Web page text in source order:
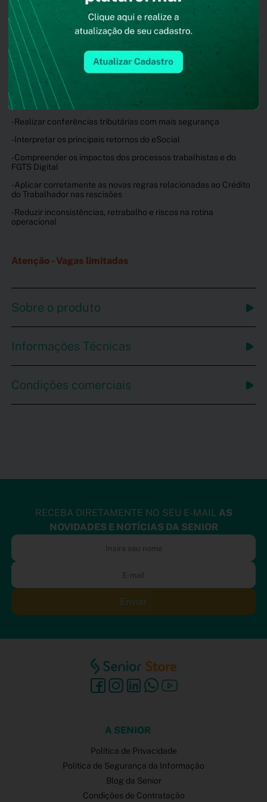
Programação do workshop:
20 de agosto: das 14h às 18h
21 de agosto: das 9h às 13h30
Local: Senior Matriz - Blumenau/SC
Ao final do workshop, você estará preparado para:
- Realizar conferências tributárias com mais segurança
- Interpretar os principais retornos do eSocial
- Compreender os impactos dos processos trabalhistas e do
FGTS Digital
- Aplicar corretamente as novas regras relacionadas ao Crédito
do Trabalhador nas rescisões
- Reduzir inconsistências, retrabalho e riscos na rotina
operacional
Atenção - Vagas limitadas
Sobre o produto
Informações Técnicas
Condições comerciais
RECEBA DIRETAMENTE NO SEU E-MAIL AS
NOVIDADES E NOTÍCIAS DA SENIOR
Enviar
A SENIOR
Política de Privacidade
Política de Segurança da Informação
Blog da Senior
Condições de Contratação